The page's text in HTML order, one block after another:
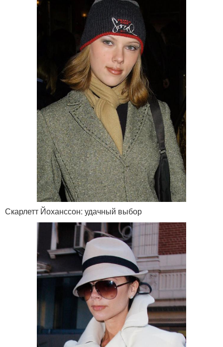
Скарлетт Йоханссон: удачный выбор